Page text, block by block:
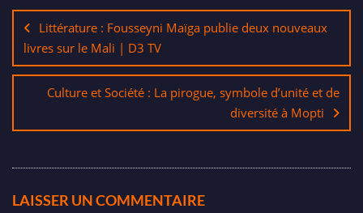
Littérature : Fousseyni Maïga publie deux nouveaux
livres sur le Mali | D3 TV
Culture et Société : La pirogue, symbole d’unité et de
diversité à Mopti
LAISSER UN COMMENTAIRE